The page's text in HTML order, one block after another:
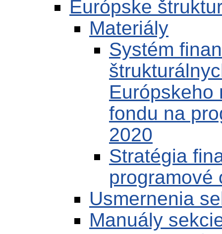
Európske
Materiály
Systém
Európskeho
fondu na
2020
Stratégia
programové
Usmernenia
Manuály